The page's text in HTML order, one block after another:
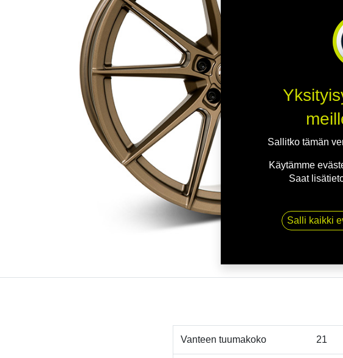
Vanteen tuumakoko 21
Sallitko tämän
Käytämme
Saat
Salli kaikki